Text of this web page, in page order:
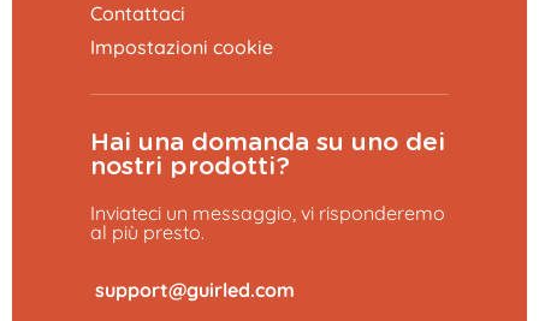
Contattaci
Impostazioni cookie
Hai una domanda su uno dei
nostri prodotti?
Inviateci un messaggio, vi risponderemo
al più presto.